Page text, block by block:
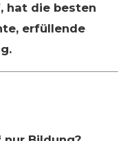
hat die besten
erfüllende